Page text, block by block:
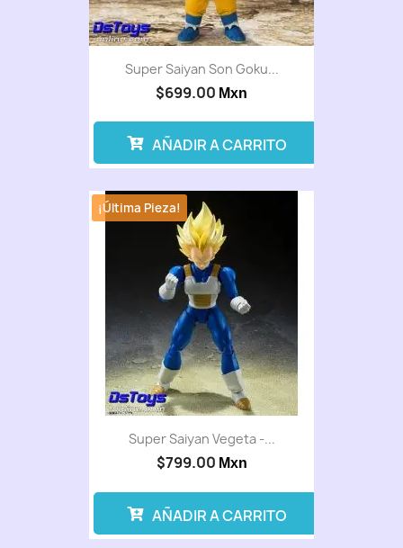
Super Saiyan Son Goku...
$699.00 Mxn
AÑADIR A CARRITO
Super Saiyan Vegeta -...
$799.00 Mxn
¡Última Pieza!
AÑADIR A CARRITO